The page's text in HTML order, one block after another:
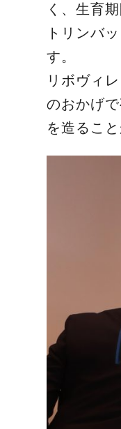
く、生育
トリンバ
す。
リボヴィ
のおかげ
を造るこ